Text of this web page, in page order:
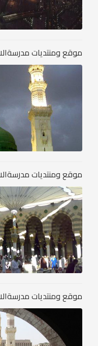
موقع ومنتديات
موقع ومنتديات
موقع ومنتديات